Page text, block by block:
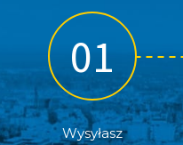
Wysyłasz